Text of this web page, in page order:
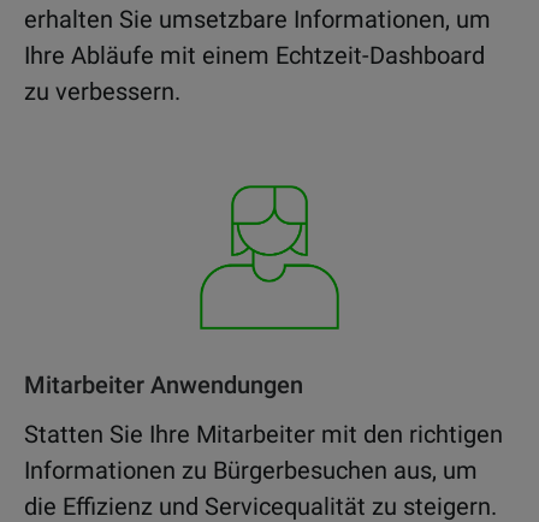
erhalten Sie umsetzbare Informationen, um
Ihre Abläufe mit einem Echtzeit-Dashboard
zu verbessern.
Mitarbeiter Anwendungen
Statten Sie Ihre Mitarbeiter mit den richtigen
Informationen zu Bürgerbesuchen aus, um
die Effizienz und Servicequalität zu steigern.